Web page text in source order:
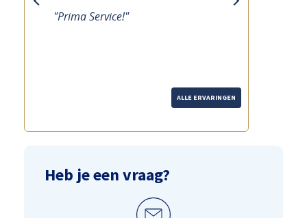
"Prima Service!"
next
ALLE ERVARINGEN
Heb je een vraag?